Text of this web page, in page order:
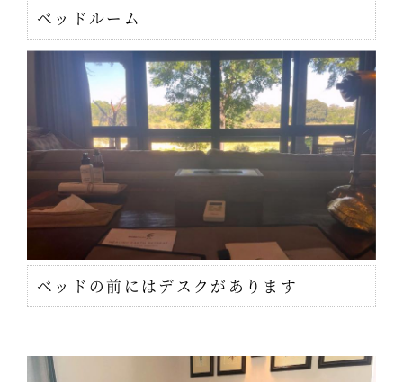
ベッドルーム
ベッドの前にはデスクがあります